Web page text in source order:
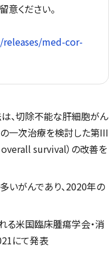
ください。
med-cor-
、切除不能な肝細胞がん
の一次治療を検討した第III
overall survival）の改善を
いがんであり、2020年の
る米国臨床腫瘍学会・消
にて発表